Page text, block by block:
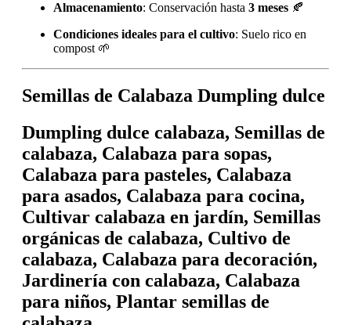
Almacenamiento: Conservación hasta 3 meses 🍂
Condiciones ideales para el cultivo: Suelo rico en
compost 🌱
Semillas de Calabaza Dumpling dulce
Dumpling dulce calabaza, Semillas de
calabaza, Calabaza para sopas,
Calabaza para pasteles, Calabaza
para asados, Calabaza para cocina,
Cultivar calabaza en jardín, Semillas
orgánicas de calabaza, Cultivo de
calabaza, Calabaza para decoración,
Jardinería con calabaza, Calabaza
para niños, Plantar semillas de